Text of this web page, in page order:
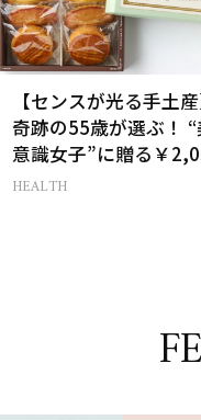
【センスが光る手土産
奇跡の55歳が選ぶ！ “
意識女子”に贈る￥
前後のお菓子3選
HEALTH